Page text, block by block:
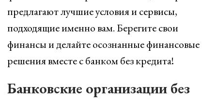
предлагают лучшие условия и сервисы,
подходящие именно вам. Берегите свои
финансы и делайте осознанные финансовые
решения вместе с банком без кредита!
Банковские организации без